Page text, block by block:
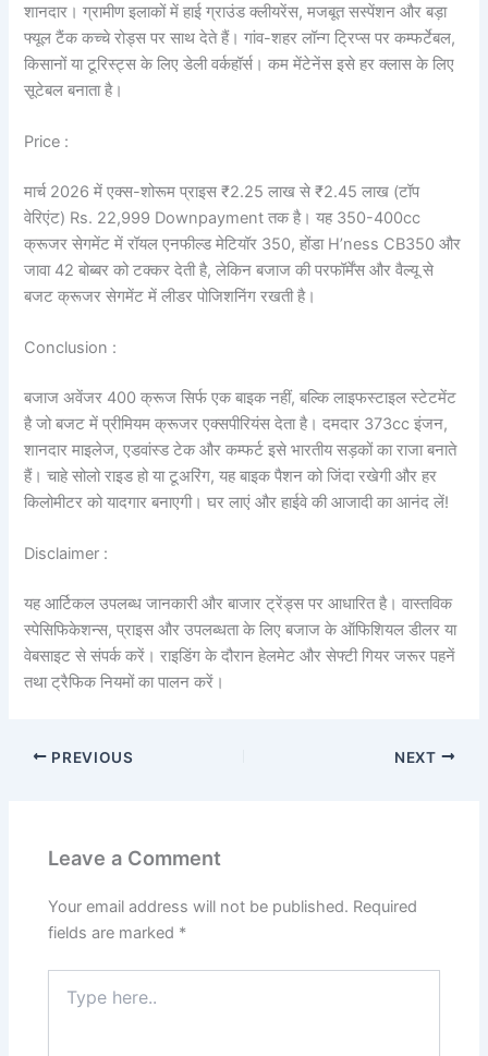
शानदार। ग्रामीण इलाकों में हाई ग्राउंड क्लीयरेंस, मजबूत सस्पेंशन और बड़ा
फ्यूल टैंक कच्चे रोड्स पर साथ देते हैं। गांव-शहर लॉन्ग ट्रिप्स पर कम्फर्टेबल,
किसानों या टूरिस्ट्स के लिए डेली वर्कहॉर्स। कम मेंटेनेंस इसे हर क्लास के लिए
सूटेबल बनाता है।
Price :
मार्च 2026 में एक्स-शोरूम प्राइस ₹2.25 लाख से ₹2.45 लाख (टॉप
वेरिएंट) Rs. 22,999 Downpayment तक है। यह 350-400cc
क्रूजर सेगमेंट में रॉयल एनफील्ड मेटियॉर 350, होंडा H’ness CB350 और
जावा 42 बोब्बर को टक्कर देती है, लेकिन बजाज की परफॉर्मेंस और वैल्यू से
बजट क्रूजर सेगमेंट में लीडर पोजिशनिंग रखती है।
Conclusion :
बजाज अवेंजर 400 क्रूज सिर्फ एक बाइक नहीं, बल्कि लाइफस्टाइल स्टेटमेंट
है जो बजट में प्रीमियम क्रूजर एक्सपीरियंस देता है। दमदार 373cc इंजन,
शानदार माइलेज, एडवांस्ड टेक और कम्फर्ट इसे भारतीय सड़कों का राजा बनाते
हैं। चाहे सोलो राइड हो या टूअरिंग, यह बाइक पैशन को जिंदा रखेगी और हर
किलोमीटर को यादगार बनाएगी। घर लाएं और हाईवे की आजादी का आनंद लें!
Disclaimer :
यह आर्टिकल उपलब्ध जानकारी और बाजार ट्रेंड्स पर आधारित है। वास्तविक
स्पेसिफिकेशन्स, प्राइस और उपलब्धता के लिए बजाज के ऑफिशियल डीलर या
वेबसाइट से संपर्क करें। राइडिंग के दौरान हेलमेट और सेफ्टी गियर जरूर पहनें
तथा ट्रैफिक नियमों का पालन करें।
PREVIOUS NEXT
Leave a Comment
Your email address will not be published. Required
fields are marked *
here..